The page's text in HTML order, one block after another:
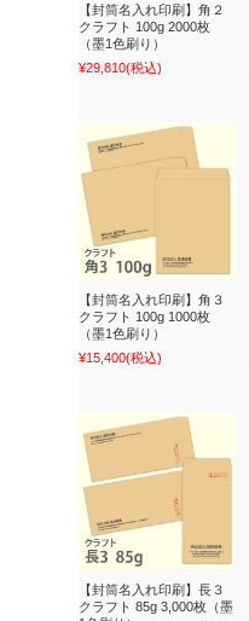
【封筒名入れ印刷】角２
クラフト 100g 2000枚
（墨1色刷り）
¥29,810(税込)
【封筒名入れ印刷】角３
クラフト 100g 1000枚
（墨1色刷り）
¥15,400(税込)
【封筒名入れ印刷】長３
クラフト 85g 3,000枚（墨